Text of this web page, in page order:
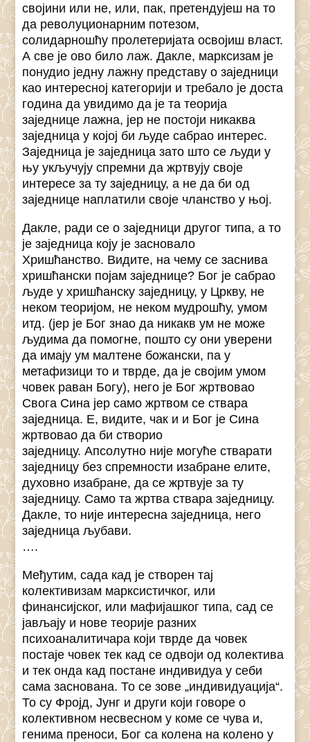
својини или не, или, пак, претендујеш на то
да револуционарним потезом,
солидарношћу пролетеријата освојиш власт.
А све је ово било лаж. Дакле, марксизам је
понудио једну лажну представу о заједници
као интересној категорији и требало је доста
година да увидимо да је та теорија
заједнице лажна, јер не постоји никаква
заједница у којој би људе сабрао интерес.
Заједница је заједница зато што се људи у
њу укључују спремни да жртвују своје
интересе за ту заједницу, а не да би од
заједнице наплатили своје чланство у њој.
Дакле, ради се о заједници другог типа, а то
је заједница коју је засновало
Хришћанство. Видите, на чему се заснива
хришћански појам заједнице? Бог је сабрао
људе у хришћанску заједницу, у Цркву, не
неком теоријом, не неком мудрошћу, умом
итд. (јер је Бог знао да никакв ум не може
људима да помогне, пошто су они уверени
да имају ум малтене божански, па у
метафизици то и тврде, да је својим умом
човек раван Богу), него је Бог жртвовао
Свога Сина јер само жртвом се ствара
заједница. Е, видите, чак и и Бог је Сина
жртвовао да би створио
заједницу. Апсолутно није могуће стварати
заједницу без спремности изабране елите,
духовно изабране, да се жртвује за ту
заједницу. Само та жртва ствара заједницу.
Дакле, то није интересна заједница, него
заједница љубави.
….
Међутим, сада кад је створен тај
колективизам марксистичког, или
финансијског, или мафијашког типа, сад се
јављају и нове теорије разних
психоаналитичара који тврде да човек
постаје човек тек кад се одвоји од колектива
и тек онда кад постане индивидуа у себи
сама заснована. То се зове „индивидуација“.
То су Фројд, Јунг и други који говоре о
колективном несвесном у коме се чува и,
генима преноси, Бог са колена на колено у